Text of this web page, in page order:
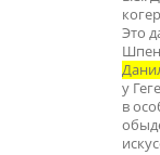
Это
у
в